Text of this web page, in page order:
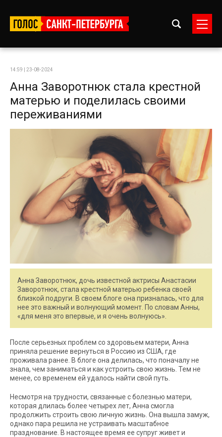
14:59 | 23-08-2024
Анна Заворотнюк стала крестной
матерью и поделилась своими
переживаниями
Анна Заворотнюк, дочь известной актрисы Анастасии
Заворотнюк, стала крестной матерью ребенка своей
близкой подруги. В своем блоге она призналась, что для
нее это важный и волнующий момент. По словам Анны,
«для меня это впервые, и я очень волнуюсь».
После серьезных проблем со здоровьем матери, Анна
приняла решение вернуться в Россию из США, где
проживала ранее. В блоге она делилась, что поначалу не
знала, чем заниматься и как устроить свою жизнь. Тем не
менее, со временем ей удалось найти свой путь.
Несмотря на трудности, связанные с болезнью матери,
которая длилась более четырех лет, Анна смогла
продолжить строить свою личную жизнь. Она вышла замуж,
однако пара решила не устраивать масштабное
празднование. В настоящее время ее супруг живет и